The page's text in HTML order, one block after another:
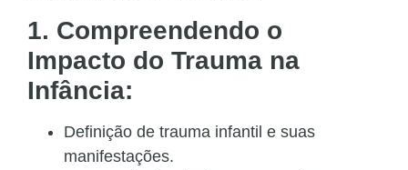
1. Compreendendo o
Impacto do Trauma na
Infância:
Definição de trauma infantil e suas
manifestações.